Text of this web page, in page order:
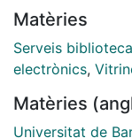
reuneix les
nnovador
de llibres de
Matèries
Serveis
electrònics,
Matèries
Universitat de